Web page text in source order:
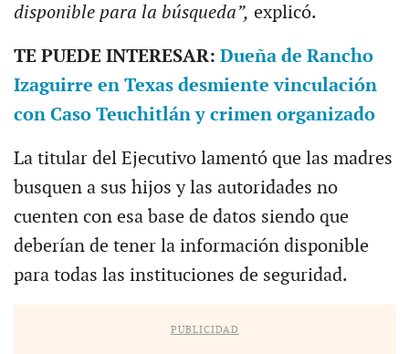
disponible para la búsqueda”, explicó.
TE PUEDE INTERESAR: Dueña de Rancho
Izaguirre en Texas desmiente vinculación
con Caso Teuchitlán y crimen organizado
La titular del Ejecutivo lamentó que las madres
busquen a sus hijos y las autoridades no
cuenten con esa base de datos siendo que
deberían de tener la información disponible
para todas las instituciones de seguridad.
PUBLICIDAD